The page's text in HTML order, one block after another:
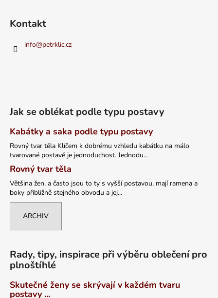
Kontakt
info@petrklic.cz
Jak se oblékat podle typu postavy
Kabátky a saka podle typu postavy
Rovný tvar těla Klíčem k dobrému vzhledu kabátku na málo
tvarované postavě je jednoduchost. Jednodu...
Rovný tvar těla
Většina žen, a často jsou to ty s vyšší postavou, mají ramena a
boky přibližně stejného obvodu a jej...
ARCHIV
Rady, tipy, inspirace při výběru oblečení pro
plnoštíhlé
Skutečné ženy se skrývají v každém tvaru
postavy ...